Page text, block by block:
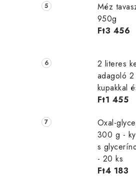
Méz
950g
Ft3 456
2 literes
adagoló
kupakkal
Ft1 455
Oxal-
300 g -
s
- 20 ks
Ft4 183